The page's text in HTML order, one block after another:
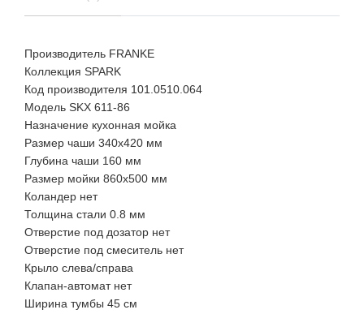
Производитель FRANKE
Коллекция SPARK
Код производителя 101.0510.064
Модель SKX 611-86
Назначение кухонная мойка
Размер чаши 340x420 мм
Глубина чаши 160 мм
Размер мойки 860х500 мм
Коландер нет
Толщина стали 0.8 мм
Отверстие под дозатор нет
Отверстие под смеситель нет
Крыло слева/справа
Клапан-автомат нет
Ширина тумбы 45 см